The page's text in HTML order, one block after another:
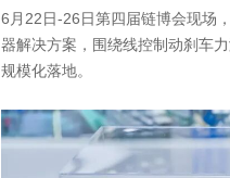
6月22日-26日第四届链博会现场
器解决方案，围绕线控制动刹车
规模化落地。